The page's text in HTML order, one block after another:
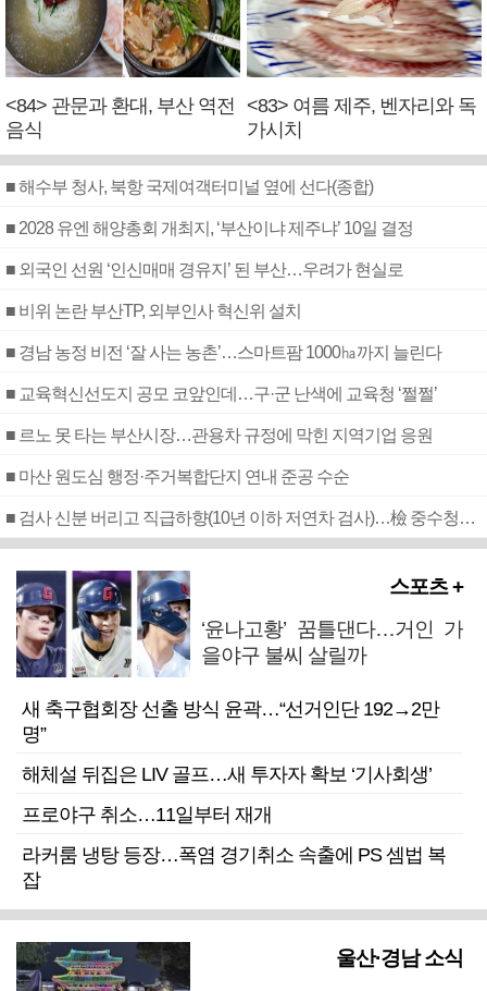
<84> 관문과 환대, 부산 역전
음식
<83> 여름 제주, 벤자리와 독
가시치
■ 해수부 청사, 북항 국제여객터미널 옆에 선다(종합)
■ 2028 유엔 해양총회 개최지, ‘부산이냐 제주냐’ 10일 결정
■ 외국인 선원 ‘인신매매 경유지’ 된 부산…우려가 현실로
■ 비위 논란 부산TP, 외부인사 혁신위 설치
■ 경남 농정 비전 ‘잘 사는 농촌’…스마트팜 1000㏊까지 늘린다
■ 교육혁신선도지 공모 코앞인데…구·군 난색에 교육청 ‘쩔쩔’
■ 르노 못 타는 부산시장…관용차 규정에 막힌 지역기업 응원
■ 마산 원도심 행정·주거복합단지 연내 준공 수순
■ 검사 신분 버리고 직급하향(10년 이하 저연차 검사)…檢 중수청행 기피
스포츠 +
‘윤나고황’ 꿈틀댄다…거인 가
을야구 불씨 살릴까
새 축구협회장 선출 방식 윤곽…“선거인단 192→2만
명”
해체설 뒤집은 LIV 골프…새 투자자 확보 ‘기사회생’
프로야구 취소…11일부터 재개
라커룸 냉탕 등장…폭염 경기취소 속출에 PS 셈법 복
잡
울산·경남 소식